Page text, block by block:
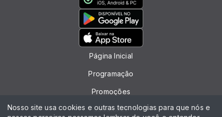
Página Inicial
Programação
Promoções
Locutores
Nosso site usa cookies e outras tecnologias para que nós e